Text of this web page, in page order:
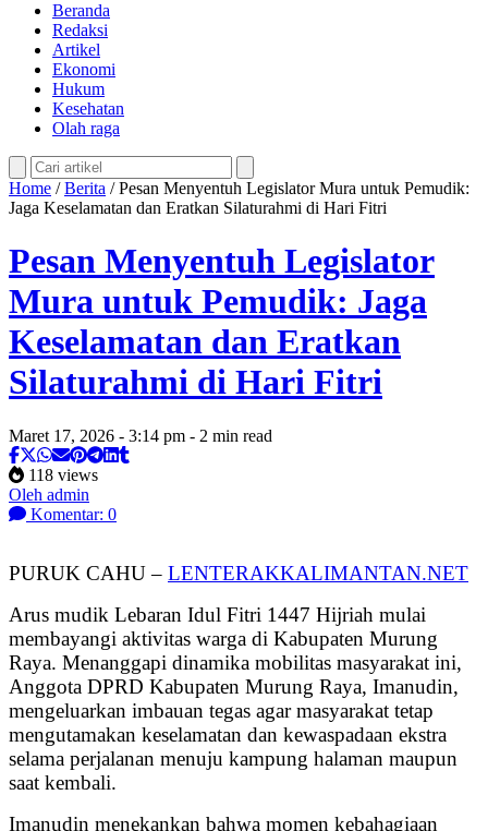
Beranda
Redaksi
Artikel
Ekonomi
Hukum
Kesehatan
Olah raga
Home /Berita /Pesan Menyentuh Legislator Mura untuk Pemudik:
Jaga Keselamatan dan Eratkan Silaturahmi di Hari Fitri
Pesan Menyentuh Legislator
Mura untuk Pemudik: Jaga
Keselamatan dan Eratkan
Silaturahmi di Hari Fitri
Maret 17, 2026 - 3:14 pm - 2 min read
118 views
Oleh admin
Komentar: 0
PURUK CAHU – LENTERAKKALIMANTAN.NET
Arus mudik Lebaran Idul Fitri 1447 Hijriah mulai
membayangi aktivitas warga di Kabupaten Murung
Raya. Menanggapi dinamika mobilitas masyarakat ini,
Anggota DPRD Kabupaten Murung Raya, Imanudin,
mengeluarkan imbauan tegas agar masyarakat tetap
mengutamakan keselamatan dan kewaspadaan ekstra
selama perjalanan menuju kampung halaman maupun
saat kembali.
Imanudin menekankan bahwa momen kebahagiaan